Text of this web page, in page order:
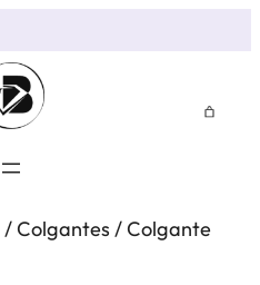
/Colgantes / Colgante